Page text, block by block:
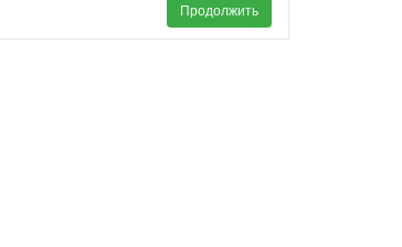
Продолжить